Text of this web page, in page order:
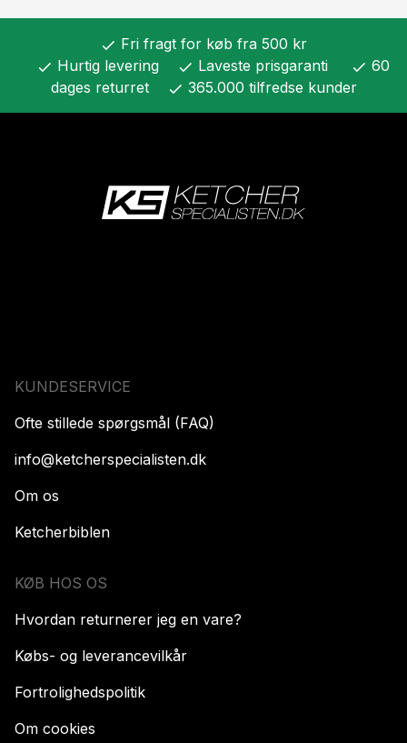
check Fri fragt for køb fra 500 kr
check Hurtig levering check Laveste prisgaranti check 60
dages returret
check 365.000 tilfredse kunder
KUNDESERVICE
Ofte stillede spørgsmål (FAQ)
info@ketcherspecialisten.dk
Om os
Ketcherbiblen
KØB HOS OS
Hvordan returnerer jeg en vare?
Købs- og leverancevilkår
Fortrolighedspolitik
Om cookies